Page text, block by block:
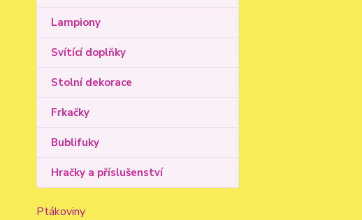
Lampiony
Svítící doplňky
Stolní dekorace
Frkačky
Bublifuky
Hračky a příslušenství
Ptákoviny